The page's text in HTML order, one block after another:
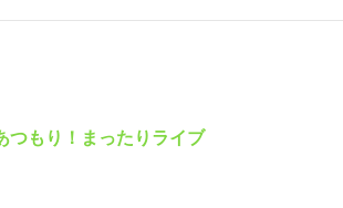
つもり！まったりライブ